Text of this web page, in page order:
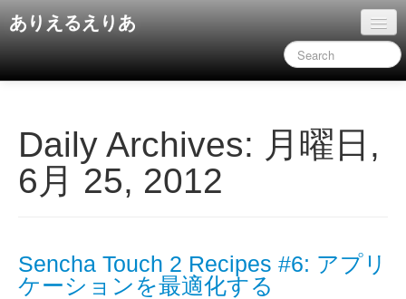
ありえるえりあ
旧コンテンツ
Daily Archives: 月曜日,
6月 25, 2012
Sencha Touch 2 Recipes #6: アプリ
ケーションを最適化する